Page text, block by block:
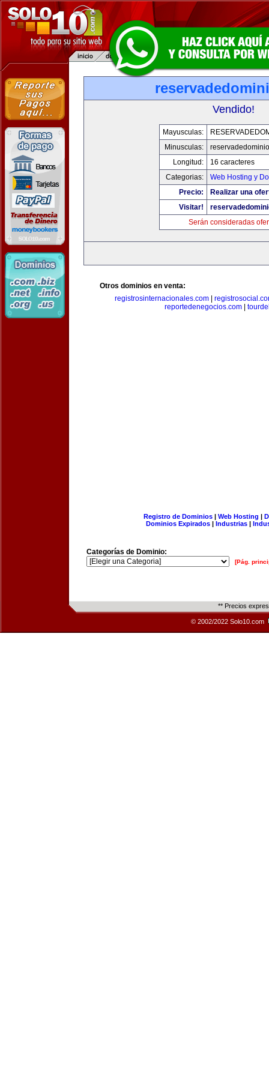
Vendido!
Mayusculas:
Minusculas:
Longitud:
16 caracteres
Categorias:
Web Hosting y
Precio:
Realizar una
Visitar!
Serán consideradas
Otros dominios en venta:
registrosinternacionales.com
reportedenegocios.com|
Registro de Dominios| Web Hosting |
Dominios Expirados | Industrias |
Categorías de Dominio:
[Pág.
** Precios
© 2002/2022 Solo10.com